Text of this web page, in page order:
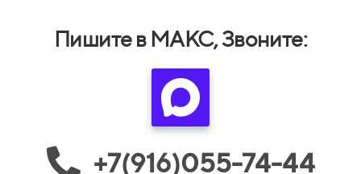
Пишите в МАКС, Звоните:
+7(916)055-74-44